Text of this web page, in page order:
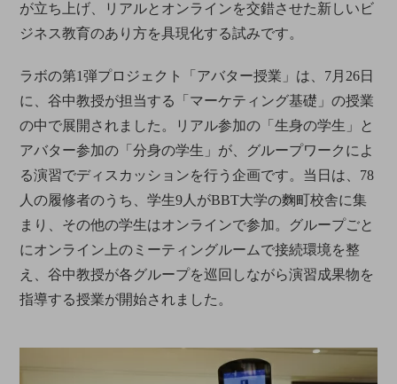
が立ち上げ、リアルとオンラインを交錯させた新しいビ
ジネス教育のあり方を具現化する試みです。
ラボの第1弾プロジェクト「アバター授業」は、7月26日
に、谷中教授が担当する「マーケティング基礎」の授業
の中で展開されました。リアル参加の「生身の学生」と
アバター参加の「分身の学生」が、グループワークによ
る演習でディスカッションを行う企画です。当日は、78
人の履修者のうち、学生9人がBBT大学の麴町校舎に集
まり、その他の学生はオンラインで参加。グループごと
にオンライン上のミーティングルームで接続環境を整
え、谷中教授が各グループを巡回しながら演習成果物を
指導する授業が開始されました。